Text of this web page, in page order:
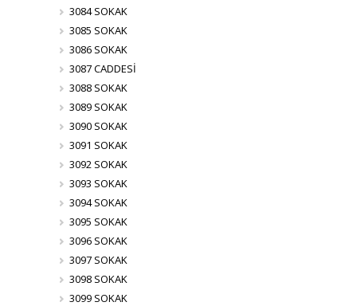
3084 SOKAK
3085 SOKAK
3086 SOKAK
3087 CADDESİ
3088 SOKAK
3089 SOKAK
3090 SOKAK
3091 SOKAK
3092 SOKAK
3093 SOKAK
3094 SOKAK
3095 SOKAK
3096 SOKAK
3097 SOKAK
3098 SOKAK
3099 SOKAK